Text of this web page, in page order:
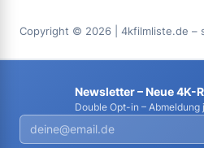
Copyright © 2026 | 4kfilmliste.de –
Newsletter – Neue 4K-
Double Opt-in –